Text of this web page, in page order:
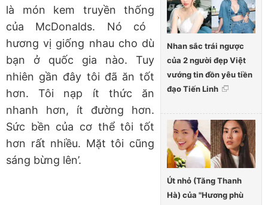
Nhan sắc trái ngược
của 2 người đẹp Việt
vướng tin đồn yêu tiền
đạo Tiến Linh
Út nhỏ (Tăng Thanh
Hà) của "Hương phù
là món kem truyền thống
của McDonalds. Nó có
hương vị giống nhau cho dù
bạn ở quốc gia nào. Tuy
nhiên gần đây tôi đã ăn tốt
hơn. Tôi nạp ít thức ăn
nhanh hơn, ít đường hơn.
Sức bền của cơ thể tôi tốt
hơn rất nhiều. Mặt tôi cũng
sáng bừng lên’.